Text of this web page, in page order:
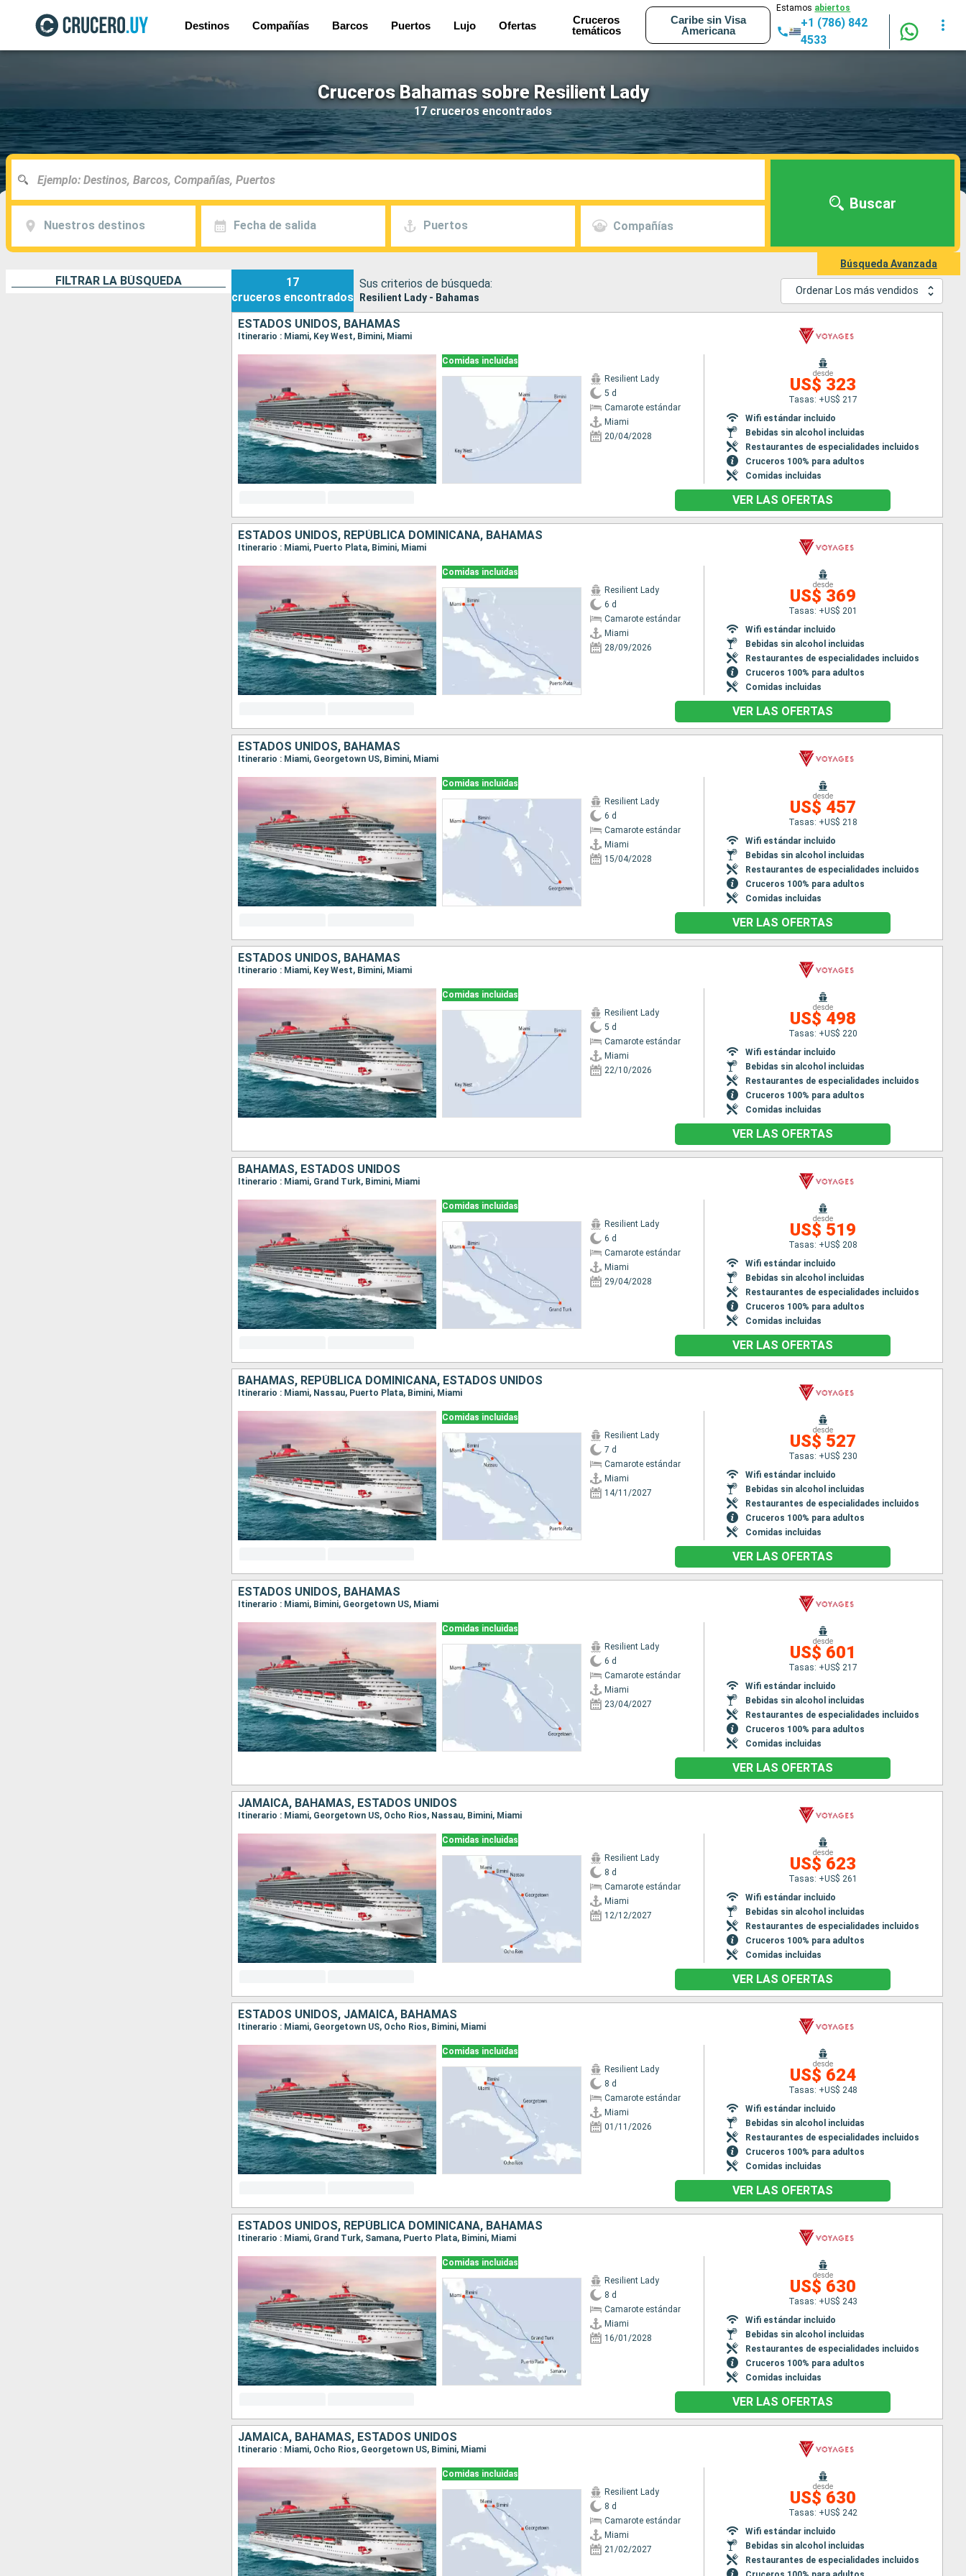
Destinos Compañías Barcos Puertos Lujo Ofertas
Cruceros
temáticos
Caribe sin Visa
Americana
Estamos abiertos
+1 (786) 842
4533
Cruceros Bahamas sobre Resilient Lady
17 cruceros encontrados
Nuestros destinos Fecha de salida Puertos Compañías
Buscar
Búsqueda Avanzada
FILTRAR LA BÚSQUEDA
17
cruceros encontrados
Sus criterios de búsqueda:
Resilient Lady - Bahamas
Ordenar Los más vendidos
ESTADOS UNIDOS, BAHAMAS
Itinerario : Miami, Key West, Bimini, Miami
Comidas incluidas
Resilient Lady
5 d
Camarote estándar
Miami
20/04/2028
desde
US$ 323
Tasas: +US$ 217
Wifi estándar incluido
Bebidas sin alcohol incluidas
Restaurantes de especialidades incluidos
Cruceros 100% para adultos
Comidas incluidas
VER LAS OFERTAS
ESTADOS UNIDOS, REPÚBLICA DOMINICANA, BAHAMAS
Itinerario : Miami, Puerto Plata, Bimini, Miami
Comidas incluidas
Resilient Lady
6 d
Camarote estándar
Miami
28/09/2026
desde
US$ 369
Tasas: +US$ 201
Wifi estándar incluido
Bebidas sin alcohol incluidas
Restaurantes de especialidades incluidos
Cruceros 100% para adultos
Comidas incluidas
VER LAS OFERTAS
ESTADOS UNIDOS, BAHAMAS
Itinerario : Miami, Georgetown US, Bimini, Miami
Comidas incluidas
Resilient Lady
6 d
Camarote estándar
Miami
15/04/2028
desde
US$ 457
Tasas: +US$ 218
Wifi estándar incluido
Bebidas sin alcohol incluidas
Restaurantes de especialidades incluidos
Cruceros 100% para adultos
Comidas incluidas
VER LAS OFERTAS
ESTADOS UNIDOS, BAHAMAS
Itinerario : Miami, Key West, Bimini, Miami
Comidas incluidas
Resilient Lady
5 d
Camarote estándar
Miami
22/10/2026
desde
US$ 498
Tasas: +US$ 220
Wifi estándar incluido
Bebidas sin alcohol incluidas
Restaurantes de especialidades incluidos
Cruceros 100% para adultos
Comidas incluidas
VER LAS OFERTAS
BAHAMAS, ESTADOS UNIDOS
Itinerario : Miami, Grand Turk, Bimini, Miami
Comidas incluidas
Resilient Lady
6 d
Camarote estándar
Miami
29/04/2028
desde
US$ 519
Tasas: +US$ 208
Wifi estándar incluido
Bebidas sin alcohol incluidas
Restaurantes de especialidades incluidos
Cruceros 100% para adultos
Comidas incluidas
VER LAS OFERTAS
BAHAMAS, REPÚBLICA DOMINICANA, ESTADOS UNIDOS
Itinerario : Miami, Nassau, Puerto Plata, Bimini, Miami
Comidas incluidas
Resilient Lady
7 d
Camarote estándar
Miami
14/11/2027
desde
US$ 527
Tasas: +US$ 230
Wifi estándar incluido
Bebidas sin alcohol incluidas
Restaurantes de especialidades incluidos
Cruceros 100% para adultos
Comidas incluidas
VER LAS OFERTAS
ESTADOS UNIDOS, BAHAMAS
Itinerario : Miami, Bimini, Georgetown US, Miami
Comidas incluidas
Resilient Lady
6 d
Camarote estándar
Miami
23/04/2027
desde
US$ 601
Tasas: +US$ 217
Wifi estándar incluido
Bebidas sin alcohol incluidas
Restaurantes de especialidades incluidos
Cruceros 100% para adultos
Comidas incluidas
VER LAS OFERTAS
JAMAICA, BAHAMAS, ESTADOS UNIDOS
Itinerario : Miami, Georgetown US, Ocho Rios, Nassau, Bimini, Miami
Comidas incluidas
Resilient Lady
8 d
Camarote estándar
Miami
12/12/2027
desde
US$ 623
Tasas: +US$ 261
Wifi estándar incluido
Bebidas sin alcohol incluidas
Restaurantes de especialidades incluidos
Cruceros 100% para adultos
Comidas incluidas
VER LAS OFERTAS
ESTADOS UNIDOS, JAMAICA, BAHAMAS
Itinerario : Miami, Georgetown US, Ocho Rios, Bimini, Miami
Comidas incluidas
Resilient Lady
8 d
Camarote estándar
Miami
01/11/2026
desde
US$ 624
Tasas: +US$ 248
Wifi estándar incluido
Bebidas sin alcohol incluidas
Restaurantes de especialidades incluidos
Cruceros 100% para adultos
Comidas incluidas
VER LAS OFERTAS
ESTADOS UNIDOS, REPÚBLICA DOMINICANA, BAHAMAS
Itinerario : Miami, Grand Turk, Samana, Puerto Plata, Bimini, Miami
Comidas incluidas
Resilient Lady
8 d
Camarote estándar
Miami
16/01/2028
desde
US$ 630
Tasas: +US$ 243
Wifi estándar incluido
Bebidas sin alcohol incluidas
Restaurantes de especialidades incluidos
Cruceros 100% para adultos
Comidas incluidas
VER LAS OFERTAS
JAMAICA, BAHAMAS, ESTADOS UNIDOS
Itinerario : Miami, Ocho Rios, Georgetown US, Bimini, Miami
Comidas incluidas
Resilient Lady
8 d
Camarote estándar
Miami
21/02/2027
desde
US$ 630
Tasas: +US$ 242
Wifi estándar incluido
Bebidas sin alcohol incluidas
Restaurantes de especialidades incluidos